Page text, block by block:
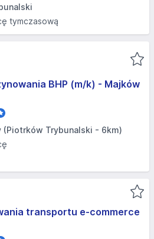
tymczasową
BHP (m/k) - Majków
(Piotrków Trybunalski - 6km)
transportu e-commerce